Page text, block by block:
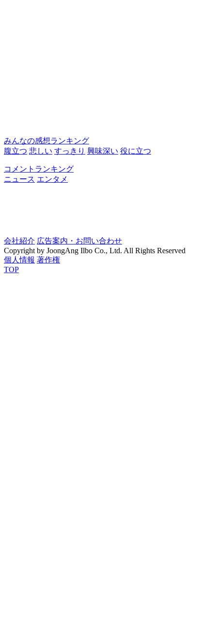
みんなの感想ランキング
腹立つ 悲しい すっきり 興味深い 役に立つ
コメントランキング
ニュース エンタメ
会社紹介 広告案内・お問い合わせ
Copyright by JoongAng Ilbo Co., Ltd. All Rights Reserved
個人情報 著作権
TOP